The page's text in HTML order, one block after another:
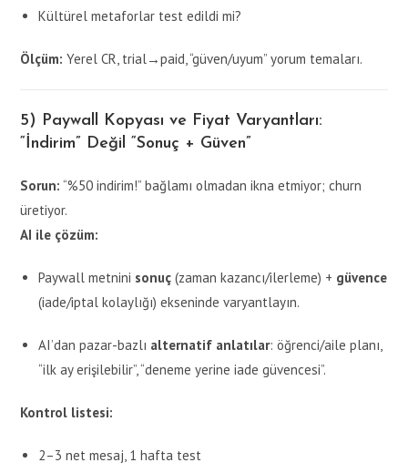
Kültürel metaforlar test edildi mi?
Ölçüm: Yerel CR, trial→paid, “güven/uyum” yorum temaları.
5) Paywall Kopyası ve Fiyat Varyantları:
“İndirim” Değil “Sonuç + Güven”
Sorun: “%50 indirim!” bağlamı olmadan ikna etmiyor; churn
üretiyor.
AI ile çözüm:
Paywall metnini sonuç (zaman kazancı/ilerleme) + güvence
(iade/iptal kolaylığı) ekseninde varyantlayın.
AI’dan pazar-bazlı alternatif anlatılar: öğrenci/aile planı,
“ilk ay erişilebilir”, “deneme yerine iade güvencesi”.
Kontrol listesi:
2–3 net mesaj, 1 hafta test